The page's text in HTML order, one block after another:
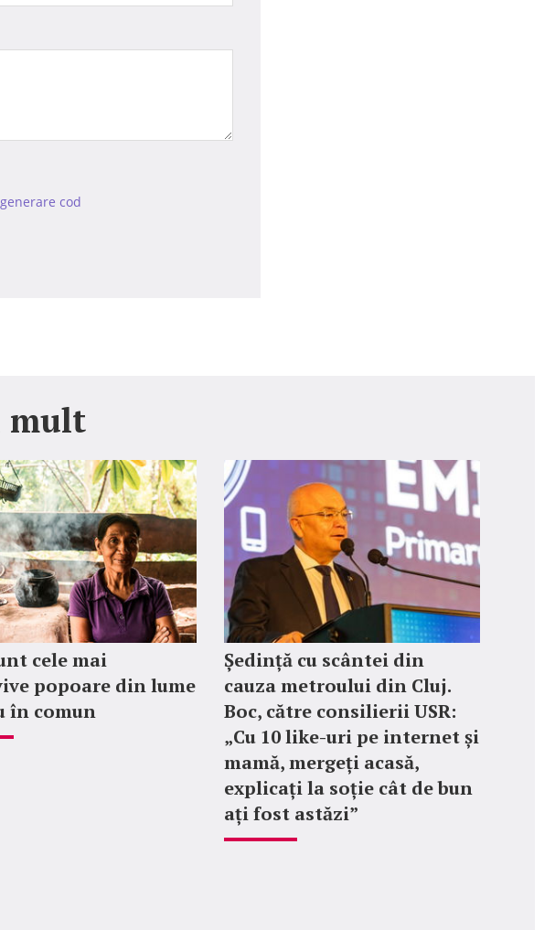
cod
mult
cele mai
popoare din lume
în comun
Ședință cu scântei din
cauza metroului din Cluj.
Boc, către consilierii USR:
„Cu 10 like-uri pe internet și
mamă, mergeți acasă,
explicați la soție cât de bun
ați fost astăzi”